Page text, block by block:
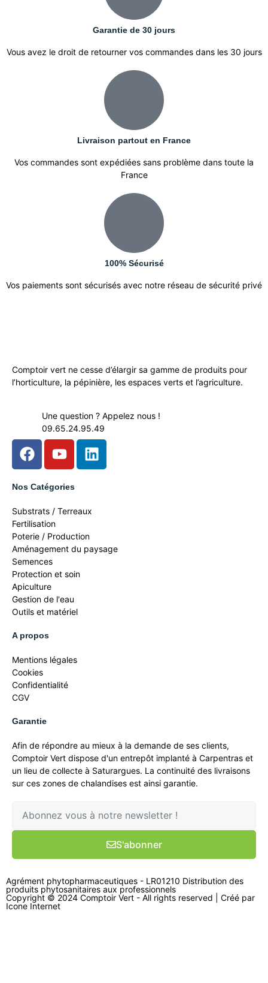
Garantie de 30 jours
Vous avez le droit de retourner vos commandes dans les 30 jours
Livraison partout en France
Vos commandes sont expédiées sans problème dans toute la
France
100% Sécurisé
Vos paiements sont sécurisés avec notre réseau de sécurité privé
Comptoir vert ne cesse d’élargir sa gamme de produits pour
l’horticulture, la pépinière, les espaces verts et l’agriculture.
Une question ? Appelez nous !
09.65.24.95.49
Nos Catégories
Substrats / Terreaux
Fertilisation
Poterie / Production
Aménagement du paysage
Semences
Protection et soin
Apiculture
Gestion de l'eau
Outils et matériel
A propos
Mentions légales
Cookies
Confidentialité
CGV
Garantie
Afin de répondre au mieux à la demande de ses clients,
Comptoir Vert dispose d'un entrepôt implanté à Carpentras et
un lieu de collecte à Saturargues. La continuité des livraisons
sur ces zones de chalandises est ainsi garantie.
S'abonner
Agrément phytopharmaceutiques - LR01210 Distribution des
produits phytosanitaires aux professionnels
Copyright © 2024 Comptoir Vert - All rights reserved | Créé par
Icone Internet